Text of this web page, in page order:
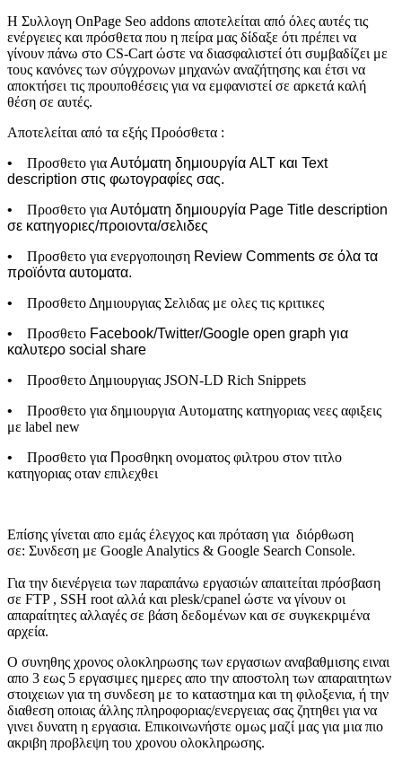
Η Συλλογη OnPage Seo addons αποτελείται από όλες αυτές τις
ενέργειες και πρόσθετα που η πείρα μας δίδαξε ότι πρέπει να
γίνουν πάνω στο CS-Cart ώστε να διασφαλιστεί ότι συμβαδίζει με
τους κανόνες των σύγχρονων μηχανών αναζήτησης και έτσι να
αποκτήσει τις προυποθέσεις για να εμφανιστεί σε αρκετά καλή
θέση σε αυτές.
Αποτελείται από τα εξής Προόσθετα :
• Προσθετο για Αυτόματη δημιουργία ALT και Text
description στις φωτογραφίες σας.
• Προσθετο για Αυτόματη δημιουργία Page Title description
σε κατηγοριες/προιοντα/σελιδες
• Προσθετο για ενεργοποιηση Review Comments σε όλα τα
προϊόντα αυτοματα.
•
Προσθετο Δημιουργιας Σελιδας με ολες τις κριτικες
• Προσθετο Facebook/Twitter/Google open graph για
καλυτερο social share
• Προσθετο Δημιουργιας JSON-LD Rich Snippets
• Προσθετο για δημιουργια Aυτοματης κατηγοριας νεες αφιξεις
με label new
• Προσθετο για Π ροσθηκη ονοματος φιλτρου στον τιτλο
κατηγοριας οταν επιλεχθει
Επίσης γίνεται απο εμάς έλεγχος και πρόταση για διόρθωση
σε: Συνδεση με Google Analytics & Google Search Console.
Για την διενέργεια των παραπάνω εργασιών απαιτείται πρόσβαση
σε FTP , SSH root αλλά και plesk/cpanel ώστε να γίνουν οι
απαραίτητες αλλαγές σε βάση δεδομένων και σε συγκεκριμένα
αρχεία.
Ο συνηθης χρονος ολοκληρωσης των εργασιων αναβαθμισης ειναι
απο 3 εως 5 εργασιμες ημερες απο την αποστολη των απαραιτητων
στοιχειων για τη συνδεση με το καταστημα και τη φιλοξενια, ή την
διαθεση οποιας άλλης πληροφοριας/ενεργειας σας ζητηθει για να
γινει δυνατη η εργασια. Επικοινωνήστε ομως μαζί μας για μια πιο
ακριβη προβλεψη του χρονου ολοκληρωσης.